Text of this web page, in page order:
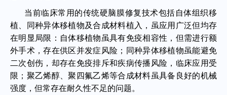
当前临床常用的传统硬脑膜修复技术包括自体组织移
植、同种异体移植物及合成材料植入，虽应用广泛但均存
在明显局限：自体移植物虽具有免疫相容性，但需进行额
外手术，存在供区并发症风险；同种异体移植物虽能避免
二次创伤，却存在免疫排斥和疾病传播风险，临床应用受
限；聚乙烯醇、聚四氟乙烯等合成材料虽具备良好的机械
强度，但常存在耐久性不足的问题。